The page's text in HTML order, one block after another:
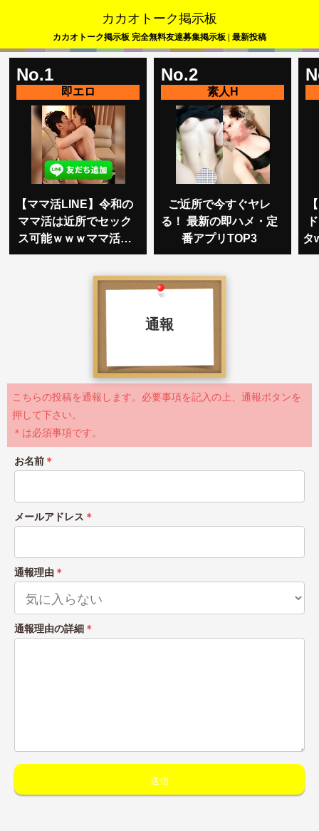
カカオトーク掲示板
カカオトーク掲示板 完全無料友達募集掲示板 | 最新投稿
No.1
【ママ活LINE】令和の
ママ活は近所でセック
ス可能ｗｗｗママ活し
たい奴ら集まれｗｗｗ
No.2
ご近所で今すぐヤレ
る！ 最新の即ハメ・定
番アプリTOP3
タ
通報
こちらの投稿を通報します。必要事項を記入の上、通報ボタンを
押して下さい。
＊は必須事項です。
お名前 ＊
メールアドレス ＊
通報理由 ＊
通報理由の詳細 ＊